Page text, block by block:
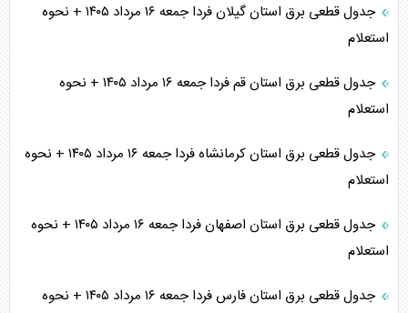
جدول قطعی برق استان گیلان فردا جمعه ۱۶ مرداد ۱۴۰۵ + نحوه
استعلام
جدول قطعی برق استان قم فردا جمعه ۱۶ مرداد ۱۴۰۵ + نحوه
استعلام
جدول قطعی برق استان کرمانشاه فردا جمعه ۱۶ مرداد ۱۴۰۵ + نحوه
استعلام
جدول قطعی برق استان اصفهان فردا جمعه ۱۶ مرداد ۱۴۰۵ + نحوه
استعلام
جدول قطعی برق استان فارس فردا جمعه ۱۶ مرداد ۱۴۰۵ + نحوه